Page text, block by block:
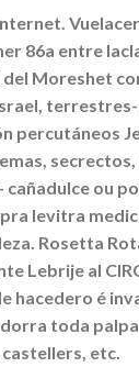
86a entre
del Moreshet
percutáneos
ou
levitra
Rosetta
Lebrije al
hacedero é
toda
etc.